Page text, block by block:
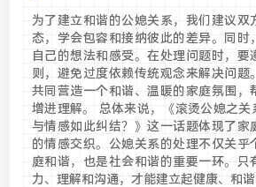
为了建立和谐的公媳关系，我们建议双
态，学会包容和接纳彼此的差异。同时
自己的想法和感受。在处理问题时，要
则，避免过度依赖传统观念来解决问题
共同营造一个和谐、温暖的家庭氛围，
增进理解。 总体来说，《滚烫公媳之关
与情感如此纠结？》这一话题体现了家
的情感交织。公媳关系的处理不仅关乎
庭和谐，也是社会和谐的重要一环。只
力、理解和沟通，才能建立起健康、和谐